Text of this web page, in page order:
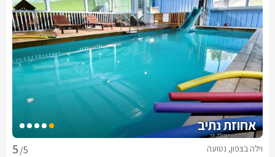
אחוזת נתיב
/5 וילה בצפון, נטועה